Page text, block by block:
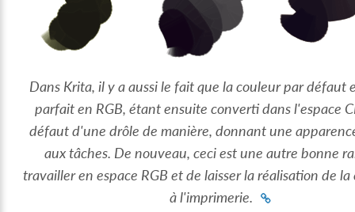
Dans Krita, il y a aussi le fait que la couleur par défaut
parfait en RGB, étant ensuite converti dans l'espace
défaut d'une drôle de manière, donnant une
aux tâches. De nouveau, ceci est une autre bonne
travailler en espace RGB et de laisser la réalisation de
à l'imprimerie.